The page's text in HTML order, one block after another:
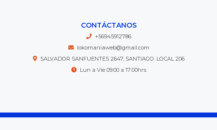
CONTÁCTANOS
+56945912786
lokomaniaweb@gmail.com
SALVADOR SANFUENTES 2647, SANTIAGO. LOCAL 206
Lun a Vie 09:00 a 17:00hrs